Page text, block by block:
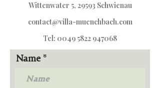
Wittenwater 5, 29593 Schwienau
contact@villa-muenchbach.com
Tel: 0049 5822 947068
Name